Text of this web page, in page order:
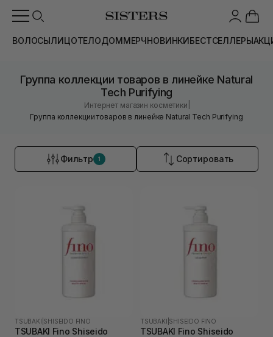
ВОЛОСЫЛИЦОТЕЛОДОММЕРЧНОВИНКИБЕСТСЕЛЛЕРЫ
Группа коллекции товаров в линейке Natural
Tech Purifying
Интернет магазин косметики
Группа коллекции товаров в линейке Natural Tech Purifying
Фильтр 1 Сортировать
TSUBAKI SHISEIDO FINO
TSUBAKI Fino Shiseido
TSUBAKI SHISEIDO FINO
TSUBAKI Fino Shiseido